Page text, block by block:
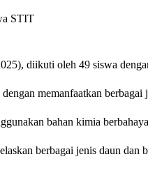
STIT
diikuti oleh 49 siswa
memanfaatkan
bahan kimia
berbagai jenis daun